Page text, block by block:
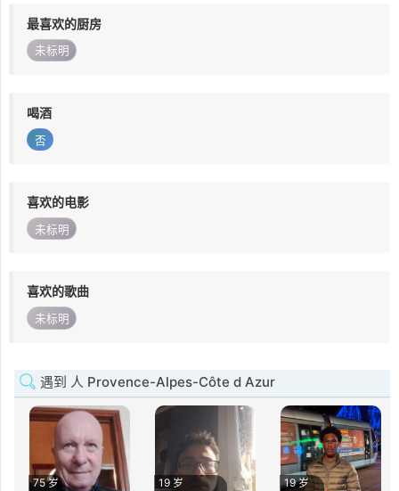
最喜欢的厨房
未标明
喝酒
否
喜欢的电影
未标明
喜欢的歌曲
未标明
遇到 人 Provence-Alpes-Côte d Azur
75 岁
19 岁
19 岁